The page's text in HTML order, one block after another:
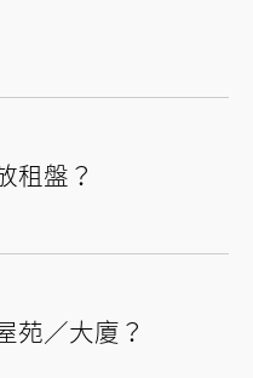
租盤？
苑／大廈？